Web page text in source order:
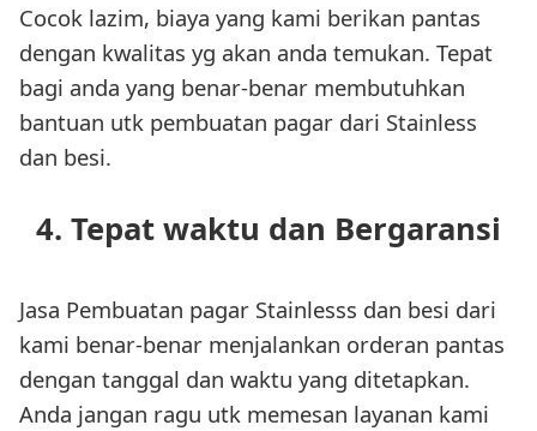
Cocok lazim, biaya yang kami berikan pantas
dengan kwalitas yg akan anda temukan. Tepat
bagi anda yang benar-benar membutuhkan
bantuan utk pembuatan pagar dari Stainless
dan besi.
4. Tepat waktu dan Bergaransi
Jasa Pembuatan pagar Stainlesss dan besi dari
kami benar-benar menjalankan orderan pantas
dengan tanggal dan waktu yang ditetapkan.
Anda jangan ragu utk memesan layanan kami